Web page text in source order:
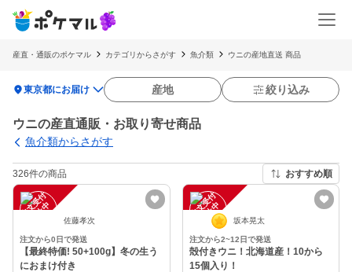
産直・通販のポケマル カテゴリからさがす 魚介類 ウニの産地直送 商品
location_on東京都にお届け 産地 絞り込み
ウニの産直通販・お取り寄せ商品
魚介類からさがす
326件の商品 おすすめ順
注
文
受
付
停
止
中 佐藤孝次
注文から0日で発送
【最終特価! 50+100g】冬の生う
におまけ付き
注
文
受
付
停
止
中 坂本晃太
注文から2~12日で発送
殻付きウニ！北海道産！10から
15個入り！